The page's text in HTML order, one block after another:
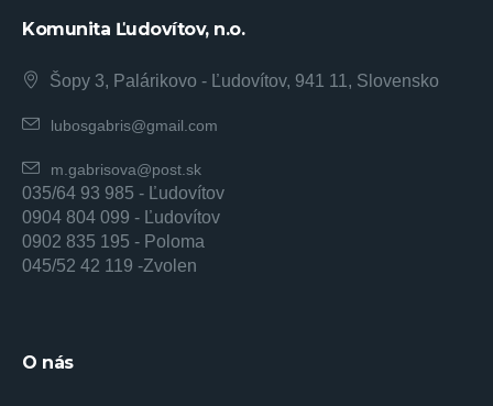
Komunita Ľudovítov, n.o.
Šopy 3, Palárikovo - Ľudovítov, 941 11, Slovensko
lubosgabris@gmail.com
m.gabrisova@post.sk
035/64 93 985 - Ľudovítov
0904 804 099 - Ľudovítov
0902 835 195 - Poloma
045/52 42 119 -Zvolen
O nás